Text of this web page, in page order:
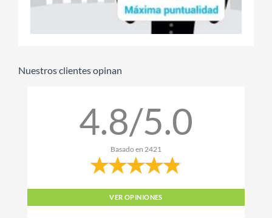
Nuestros clientes opinan
4.8/5.0
Basado en 2421
VER OPINIONES